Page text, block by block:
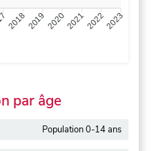
20182019 2020202120222023
par âge
Population 0-14 ans